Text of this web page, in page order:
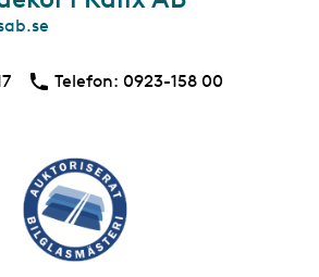
Telefon: Telefon
0923-158 00